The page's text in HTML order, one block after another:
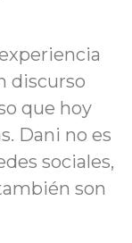
discurso
que hoy
Dani no es
sociales,
son